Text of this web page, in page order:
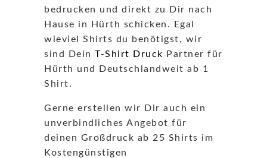
bedrucken und direkt zu Dir nach
Hause in Hürth schicken. Egal
wieviel Shirts du benötigst, wir
sind Dein T-Shirt Druck Partner für
Hürth und Deutschlandweit ab 1
Shirt.
Gerne erstellen wir Dir auch ein
unverbindliches Angebot für
deinen Großdruck ab 25 Shirts im
Kostengünstigen